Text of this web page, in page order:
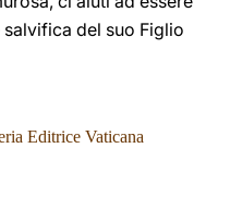
del suo Figlio
Editrice Vaticana